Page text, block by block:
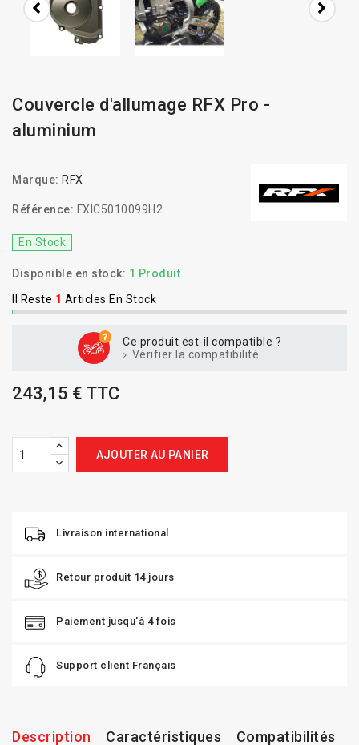
Couvercle d'allumage RFX Pro -
aluminium
Marque: RFX
Référence: FXIC5010099H2
En Stock
Disponible en stock: 1 Produit
Il Reste 1 Articles En Stock
Ce produit est-il compatible ?
Vérifier la compatibilité
243,15 € TTC
AJOUTER AU PANIER
Livraison international
Retour produit 14 jours
Paiement jusqu'à 4 fois
Support client Français
Description Caractéristiques Compatibilités